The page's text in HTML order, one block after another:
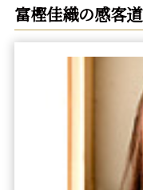
富樫佳織の感客道